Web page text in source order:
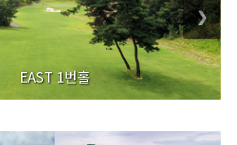
EAST 1번홀
❯